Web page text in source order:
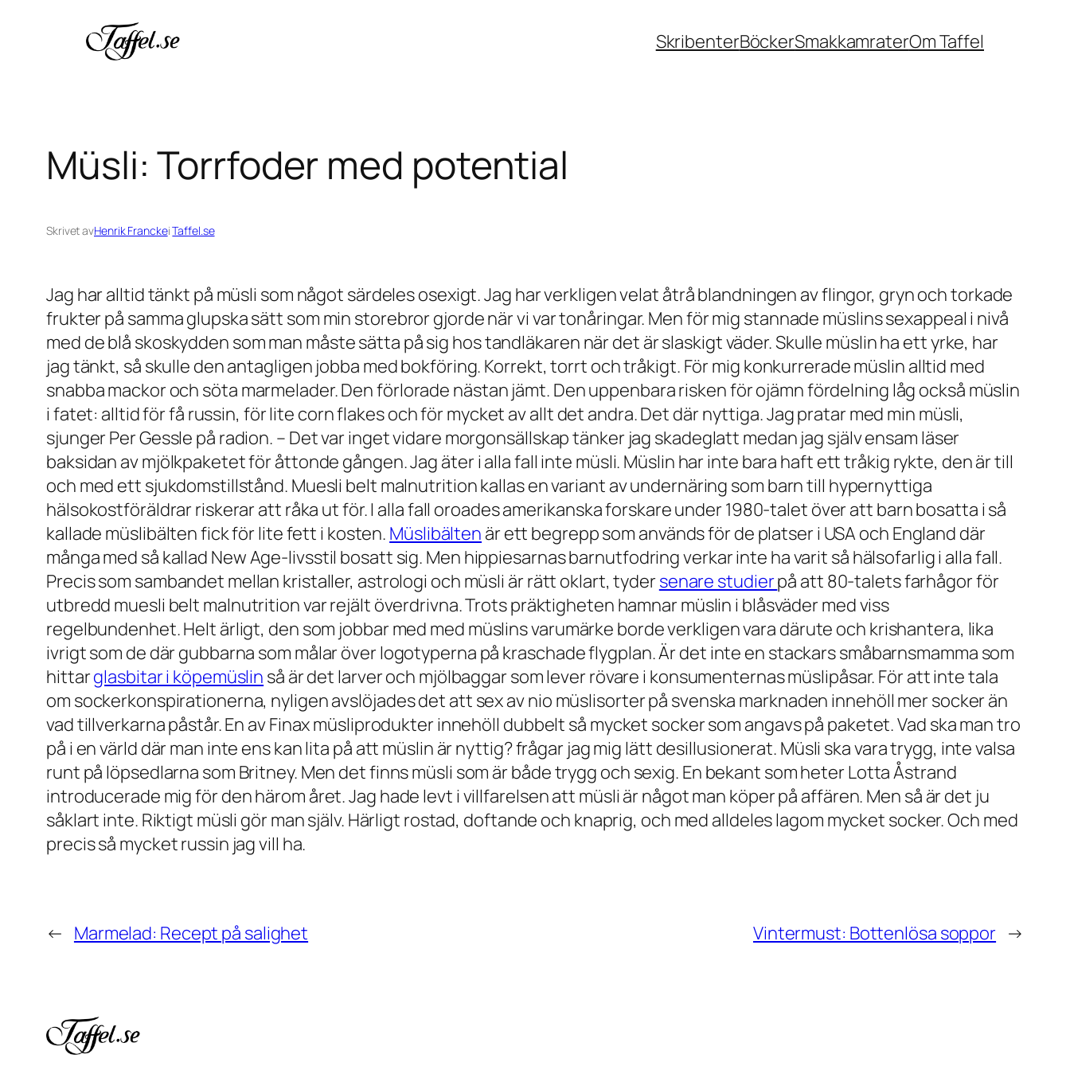
SkribenterBöckerSmakkamraterOm Taffel
Müsli: Torrfoder med potential
Skrivet avHenrik FranckeiTaffel.se
Jag har alltid tänkt på müsli som något särdeles osexigt. Jag har verkligen velat åtrå blandningen av flingor, gryn och torkade
frukter på samma glupska sätt som min storebror gjorde när vi var tonåringar. Men för mig stannade müslins sexappeal i nivå
med de blå skoskydden som man måste sätta på sig hos tandläkaren när det är slaskigt väder. Skulle müslin ha ett yrke, har
jag tänkt, så skulle den antagligen jobba med bokföring. Korrekt, torrt och tråkigt. För mig konkurrerade müslin alltid med
snabba mackor och söta marmelader. Den förlorade nästan jämt. Den uppenbara risken för ojämn fördelning låg också müslin
i fatet: alltid för få russin, för lite corn flakes och för mycket av allt det andra. Det där nyttiga. Jag pratar med min müsli,
sjunger Per Gessle på radion. – Det var inget vidare morgonsällskap tänker jag skadeglatt medan jag själv ensam läser
baksidan av mjölkpaketet för åttonde gången. Jag äter i alla fall inte müsli. Müslin har inte bara haft ett tråkig rykte, den är till
och med ett sjukdomstillstånd. Muesli belt malnutrition kallas en variant av undernäring som barn till hypernyttiga
hälsokostföräldrar riskerar att råka ut för. I alla fall oroades amerikanska forskare under 1980-talet över att barn bosatta i så
kallade müslibälten fick för lite fett i kosten. Müslibälten är ett begrepp som används för de platser i USA och England där
många med så kallad New Age-livsstil bosatt sig. Men hippiesarnas barnutfodring verkar inte ha varit så hälsofarlig i alla fall.
Precis som sambandet mellan kristaller, astrologi och müsli är rätt oklart, tyder senare studierpå att 80-talets farhågor för
utbredd muesli belt malnutritionvar rejält överdrivna. Trots präktigheten hamnar müslin i blåsväder med viss
regelbundenhet. Helt ärligt, den som jobbar med med müslins varumärke borde verkligen vara därute och krishantera, lika
ivrigt som de där gubbarna som målar över logotyperna på kraschade flygplan. Är det inte en stackars småbarnsmamma som
hittarglasbitar i köpemüslin så är det larver och mjölbaggar som lever rövare i konsumenternas müslipåsar. För att inte tala
om sockerkonspirationerna, nyligen avslöjades det att sex av nio müslisorter på svenska marknaden innehöll mer socker än
vad tillverkarna påstår. En av Finax müsliprodukter innehöll dubbelt så mycket socker som angavs på paketet. Vad ska man tro
på i en värld där man inte ens kan lita på att müslin är nyttig? frågar jag mig lätt desillusionerat. Müsli ska vara trygg, inte valsa
runt på löpsedlarna som Britney. Men det finns müsli som är både trygg och sexig. En bekant som heter Lotta Åstrand
introducerade mig för den härom året. Jag hade levt i villfarelsen att müsli är något man köper på affären. Men så är det ju
såklart inte. Riktigt müsli gör man själv. Härligt rostad, doftande och knaprig, och med alldeles lagom mycket socker. Och med
precis så mycket russin jag vill ha.
← Marmelad: Recept på salighet Vintermust: Bottenlösa soppor →